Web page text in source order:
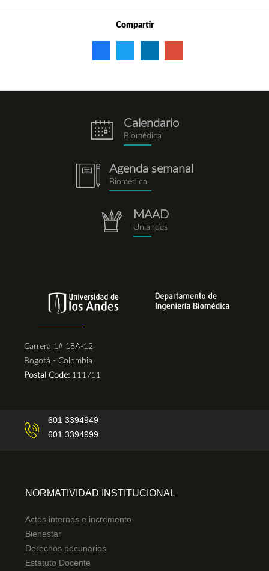
Compartir
eventos.png
Calendario
Biomédica
notebook.png
Agenda semanal
Biomédica
repositorio.png
MAAD
Uniandes
Carrera 1# 18A-12
Bogotá - Colombia
Postal Code: 111711
601 3394949
601 3394999
NORMATIVIDAD INSTITUCIONAL
Actos internos e incremento
Bienestar
Derechos pecunarios
Estatuto Docente